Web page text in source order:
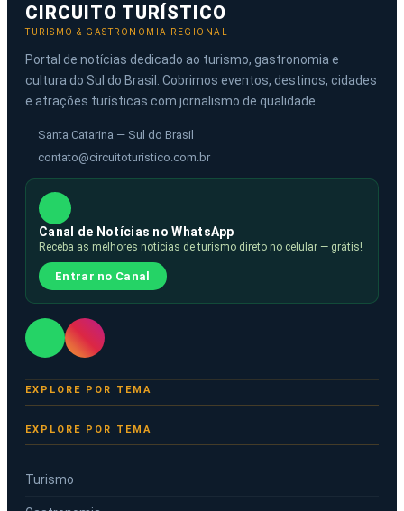
CIRCUITO TURÍSTICO
TURISMO & GASTRONOMIA REGIONAL
Portal de notícias dedicado ao turismo, gastronomia e
cultura do Sul do Brasil. Cobrimos eventos, destinos, cidades
e atrações turísticas com jornalismo de qualidade.
Santa Catarina — Sul do Brasil
contato@circuitoturistico.com.br
Canal de Notícias no WhatsApp
Receba as melhores notícias de turismo direto no celular — grátis!
Entrar no Canal
EXPLORE POR TEMA
Turismo